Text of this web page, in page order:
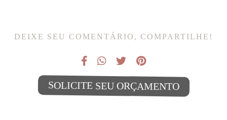
DEIXE SEU COMENTÁRIO, COMPARTILHE!
SOLICITE SEU ORÇAMENTO